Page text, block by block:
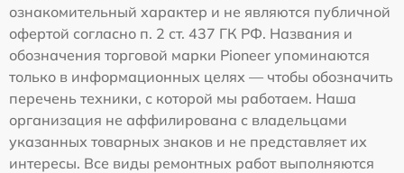
ознакомительный характер и не являются публичной
офертой согласно п. 2 ст. 437 ГК РФ. Названия и
обозначения торговой марки Pioneer упоминаются
только в информационных целях — чтобы обозначить
перечень техники, с которой мы работаем. Наша
организация не аффилирована с владельцами
указанных товарных знаков и не представляет их
интересы. Все виды ремонтных работ выполняются